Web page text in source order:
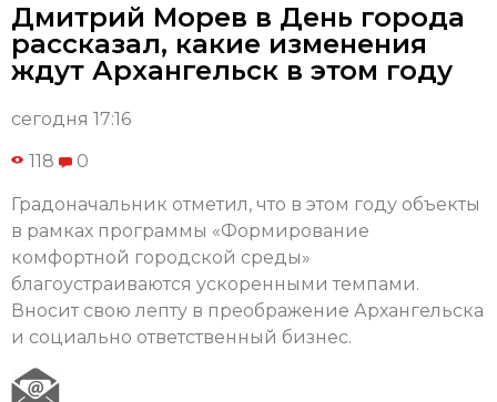
Дмитрий Морев в День города
рассказал, какие изменения
ждут Архангельск в этом году
сегодня 17:16
118 0
Градоначальник отметил, что в этом году объекты
в рамках программы «Формирование
комфортной городской среды»
благоустраиваются ускоренными темпами.
Вносит свою лепту в преображение Архангельска
и социально ответственный бизнес.